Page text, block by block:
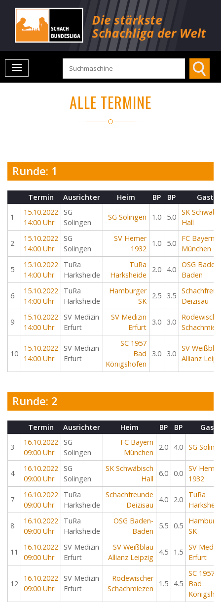
ALLE TERMINE
Runde: 1
Termin Ausrichter Heim BP BP Gast
1
15.10.2022
14:00 Uhr
SG
Solingen
SG Solingen 1.0 5.0
SK
Hall
2
15.10.2022
14:00 Uhr
SG
Solingen
SV Hemer
1932
1.0 5.0
FC Bayern
München
5
15.10.2022
14:00 Uhr
TuRa
Harksheide
TuRa
Harksheide
2.0 4.0
OSG Baden-
Baden
6
15.10.2022
14:00 Uhr
TuRa
Harksheide
Hamburger
SK
2.5 3.5
Deizisau
9
15.10.2022
14:00 Uhr
SV Medizin
Erfurt
SV Medizin
Erfurt
3.0 3.0
10
15.10.2022
14:00 Uhr
SV Medizin
Erfurt
SC 1957
Bad
Königshofen
3.0 3.0
SV
Allianz
Runde: 2
Termin Ausrichter Heim BP BP Gast
3
16.10.2022
09:00 Uhr
SG
Solingen
FC Bayern
München
2.0 4.0 SG
4
16.10.2022
09:00 Uhr
SG
Solingen
SK Schwäbisch
Hall
6.0 0.0
SV Hemer
1932
7
16.10.2022
09:00 Uhr
TuRa
Harksheide
Schachfreunde
Deizisau
4.0 2.0
TuRa
8
16.10.2022
09:00 Uhr
TuRa
Harksheide
OSG Baden-
Baden
5.5 0.5
SK
11
16.10.2022
09:00 Uhr
SV Medizin
Erfurt
SV Weißblau
Allianz Leipzig
4.5 1.5
SV
Erfurt
12
16.10.2022
09:00 Uhr
SV Medizin
Erfurt
Rodewischer
Schachmiezen
1.5 4.5
SC 1957
Bad